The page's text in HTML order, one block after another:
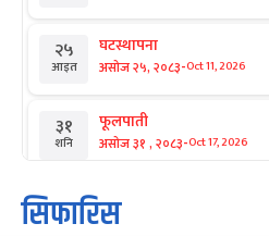
२५
आइत
घटस्थापना
असोज २५, २०८३-Oct 11, 2026
३१
शनि
फूलपाती
असोज ३१ , २०८३-Oct 17, 2026
१
आइत
कार्तिक सङ्क्रान्ति
कार्तिक १, २०८३
सिफारिस